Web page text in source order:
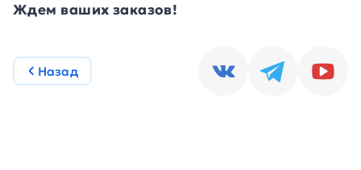
Ждем ваших заказов!
Назад